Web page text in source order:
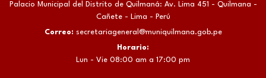
Palacio Municipal del Distrito de Quilmaná: Av. Lima 451 - Quilmana -
Cañete - Lima - Perú
Correo: secretariageneral@muniquilmana.gob.pe
Horario:
Lun - Vie 08:00 am a 17:00 pm